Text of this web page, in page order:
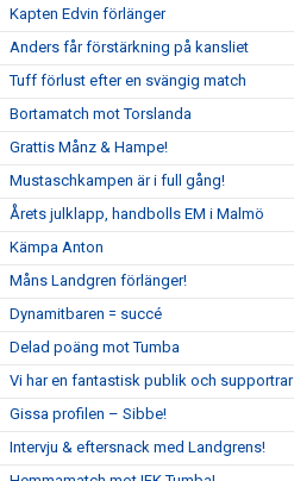
Kapten Edvin förlänger
Anders får förstärkning på kansliet
Tuff förlust efter en svängig match
Bortamatch mot Torslanda
Grattis Månz & Hampe!
Mustaschkampen är i full gång!
Årets julklapp, handbolls EM i Malmö
Kämpa Anton
Måns Landgren förlänger!
Dynamitbaren = succé
Delad poäng mot Tumba
Vi har en fantastisk publik och supportrar
Gissa profilen – Sibbe!
Intervju & eftersnack med Landgrens!